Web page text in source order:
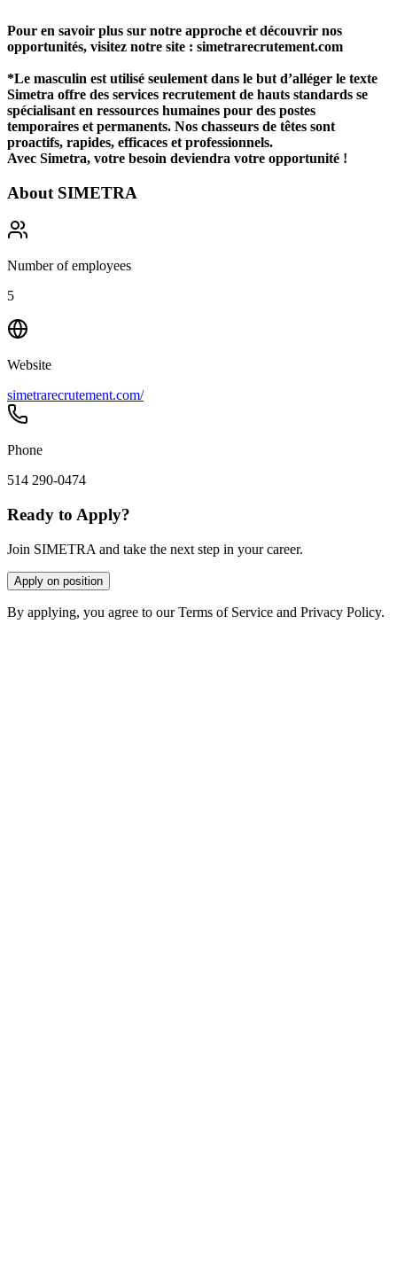
Pour en savoir plus sur notre approche et découvrir nos
opportunités, visitez notre site : simetrarecrutement.com
*Le masculin est utilisé seulement dans le but d’alléger le texte
Simetra offre des services recrutement de hauts standards se
spécialisant en ressources humaines pour des postes
temporaires et permanents. Nos chasseurs de têtes sont
proactifs, rapides, efficaces et professionnels.
Avec Simetra, votre besoin deviendra votre opportunité !
About SIMETRA
Number of employees
5
Website
simetrarecrutement.com/
Phone
514 290-0474
Ready to Apply?
Join SIMETRA and take the next step in your career.
Apply on position
By applying, you agree to our Terms of Service and Privacy Policy.